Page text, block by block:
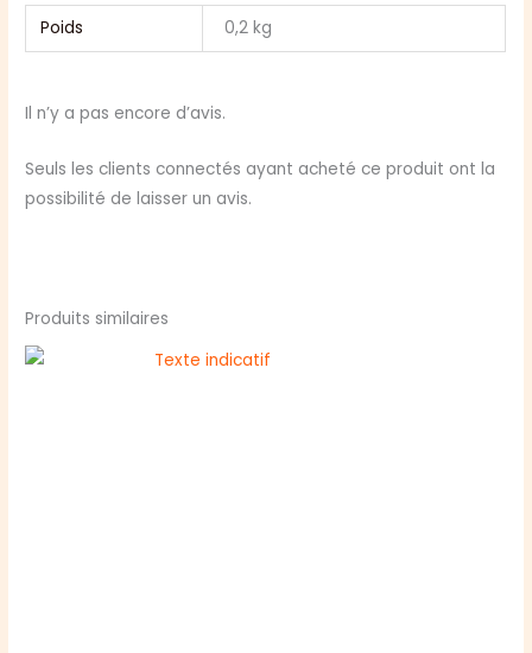
Poids 0,2 kg
Il n’y a pas encore d’avis.
Seuls les clients connectés ayant acheté ce produit ont la
possibilité de laisser un avis.
Produits similaires